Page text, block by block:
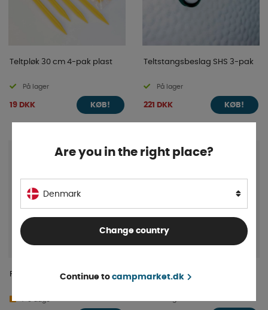
Teltpløk 30 cm 4-pak plast
På lager
19 DKK KØB!
Teltstangsbeslag SHS 3-pak
På lager
221 DKK KØB!
FMT Tæppe Pop-Up 180 ProPlus stativstrammer
Are you in the right place?
Denmark
Change country
Continue to campmarket.dk